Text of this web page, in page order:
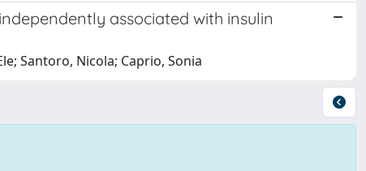
associated with insulin
Santoro, Nicola; Caprio, Sonia